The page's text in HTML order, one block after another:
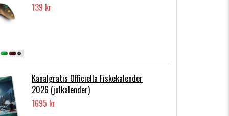
139 kr
Kanalgratis Officiella Fiskekalender
2026 (julkalender)
1695 kr